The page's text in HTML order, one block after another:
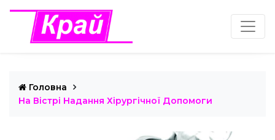
Головна
На Вістрі Надання Хірургічної Допомоги